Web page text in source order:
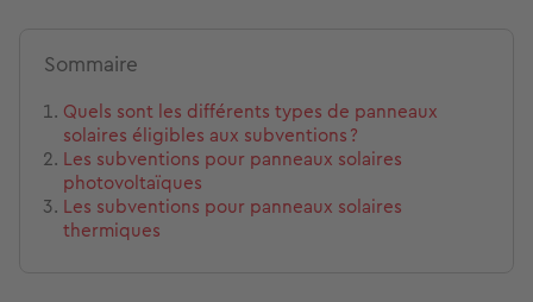
Sommaire
Quels sont les différents types de panneaux
solaires éligibles aux subventions ?
Les subventions pour panneaux solaires
photovoltaïques
Les subventions pour panneaux solaires
thermiques